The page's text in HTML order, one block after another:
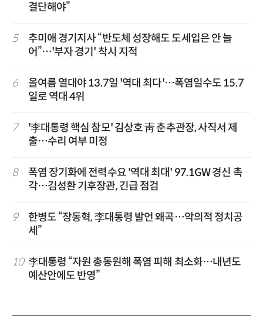
결단해야”
5
추미애 경기지사 “반도체 성장해도 도세입은 안 늘
어”…'부자 경기' 착시 지적
6
올여름 열대야 13.7일 '역대 최다'…폭염일수도 15.7
일로 역대 4위
7
'李대통령 핵심 참모' 김상호 靑 춘추관장, 사직서 제
출…수리 여부 미정
8
폭염 장기화에 전력수요 '역대 최대' 97.1GW 경신 촉
각…김성환 기후장관, 긴급 점검
9
한병도 “장동혁, 李대통령 발언 왜곡…악의적 정치공
세”
10 李대통령 “자원 총동원해 폭염 피해 최소화…내년도
예산안에도 반영”